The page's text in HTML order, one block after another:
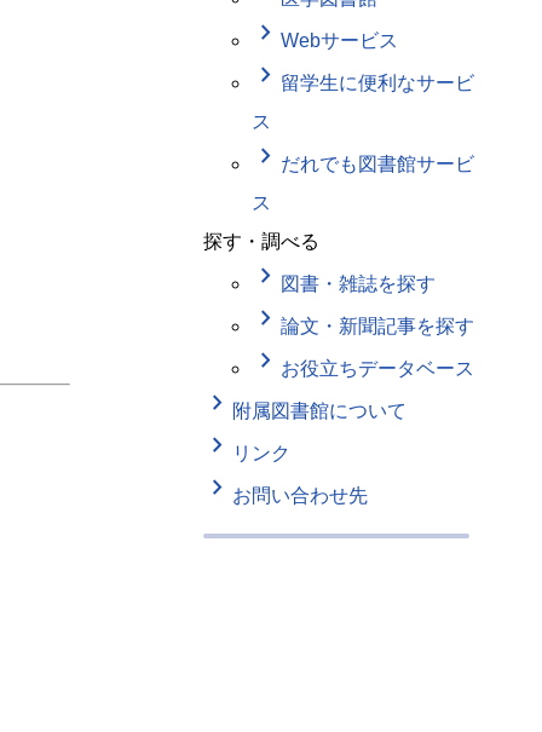
keyboard_arrow_right Webサービス
keyboard_arrow_right 留学生に便利なサービ
ス
keyboard_arrow_right だれでも図書館サービ
ス
探す・調べる
keyboard_arrow_right 図書・雑誌を探す
keyboard_arrow_right 論文・新聞記事を探す
keyboard_arrow_right お役立ちデータベース
keyboard_arrow_right 附属図書館について
keyboard_arrow_right リンク
keyboard_arrow_right お問い合わせ先